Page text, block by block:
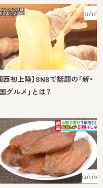
西初上陸】SNSで話題の「新・
グルメ」とは？